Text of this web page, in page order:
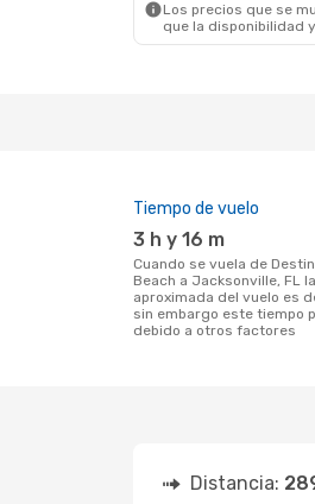
Los precios que se
que la disponibilidad
Tiempo de vuelo
3 h y 16 m
Cuando se vuela de Destin - Ft Walton
Beach a Jacksonville, FL
aproximada del vuelo es
sin embargo este tiempo
debido a otros factores
Distancia: